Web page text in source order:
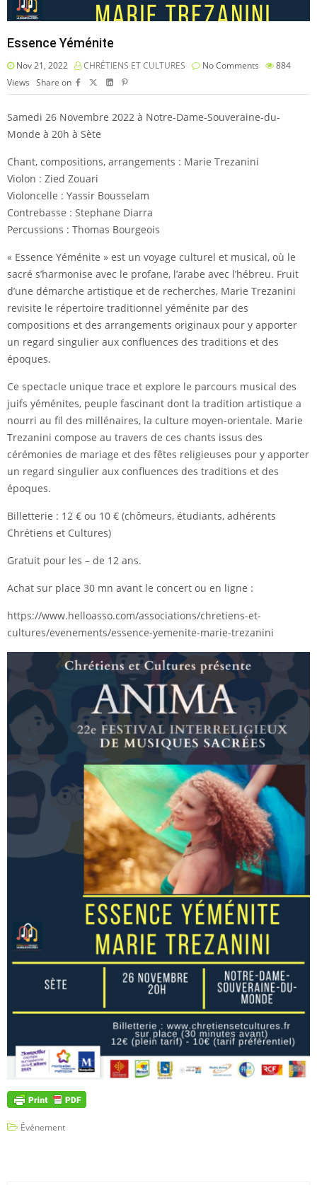
Essence Yéménite
Nov 21, 2022 CHRÉTIENS ET CULTURES No Comments
884
Views Share on
Samedi 26 Novembre 2022 à Notre-Dame-Souveraine-du-
Monde à 20h à Sète
Chant, compositions, arrangements : Marie Trezanini
Violon : Zied Zouari
Violoncelle : Yassir Bousselam
Contrebasse : Stephane Diarra
Percussions : Thomas Bourgeois
« Essence Yéménite » est un voyage culturel et musical, où le
sacré s’harmonise avec le profane, l’arabe avec l’hébreu. Fruit
d’une démarche artistique et de recherches, Marie Trezanini
revisite le répertoire traditionnel yéménite par des
compositions et des arrangements originaux pour y apporter
un regard singulier aux confluences des traditions et des
époques.
Ce spectacle unique trace et explore le parcours musical des
juifs yéménites, peuple fascinant dont la tradition artistique a
nourri au fil des millénaires, la culture moyen-orientale. Marie
Trezanini compose au travers de ces chants issus des
cérémonies de mariage et des fêtes religieuses pour y apporter
un regard singulier aux confluences des traditions et des
époques.
Billetterie : 12 € ou 10 € (chômeurs, étudiants, adhérents
Chrétiens et Cultures)
Gratuit pour les – de 12 ans.
Achat sur place 30 mn avant le concert ou en ligne :
https://www.helloasso.com/associations/chretiens-et-
cultures/evenements/essence-yemenite-marie-trezanini
Événement